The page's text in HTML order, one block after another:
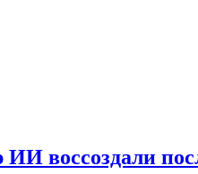
воссоздали